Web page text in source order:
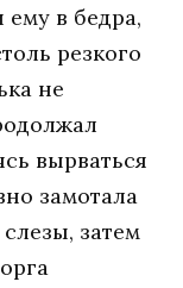
ему в бедра,
резкого
не
вырваться
замотала
затем